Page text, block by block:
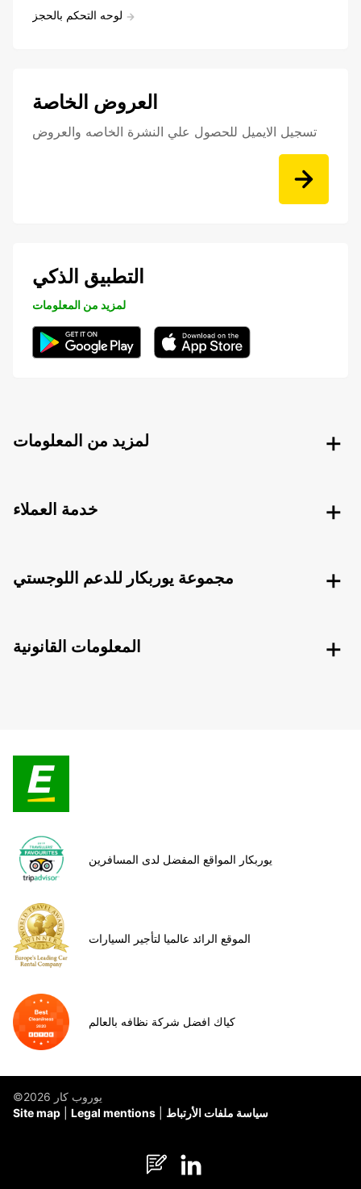
لوحه التحكم بالحجز
العروض الخاصة
تسجيل الايميل للحصول علي النشرة الخاصه والعروض
التطبيق الذكي
لمزيد من المعلومات
لمزيد من المعلومات
خدمة العملاء
مجموعة يوربكار للدعم اللوجستي
المعلومات القانونية
يوربكار المواقع المفضل لدى المسافرين
الموقع الرائد عالميا لتأجير السيارات
كياك افضل شركة نظافه بالعالم
©يوروب كار 2026
Site map
Legal mentions سياسة ملفات الأرتباط